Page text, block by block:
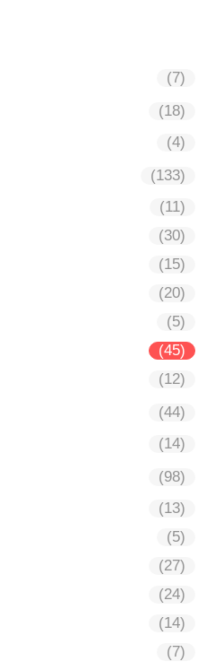
(7)
(18)
(4)
(133)
(11)
(30)
(15)
(20)
(5)
(45)
(12)
(44)
(14)
(98)
(13)
(5)
(27)
(24)
(14)
(7)